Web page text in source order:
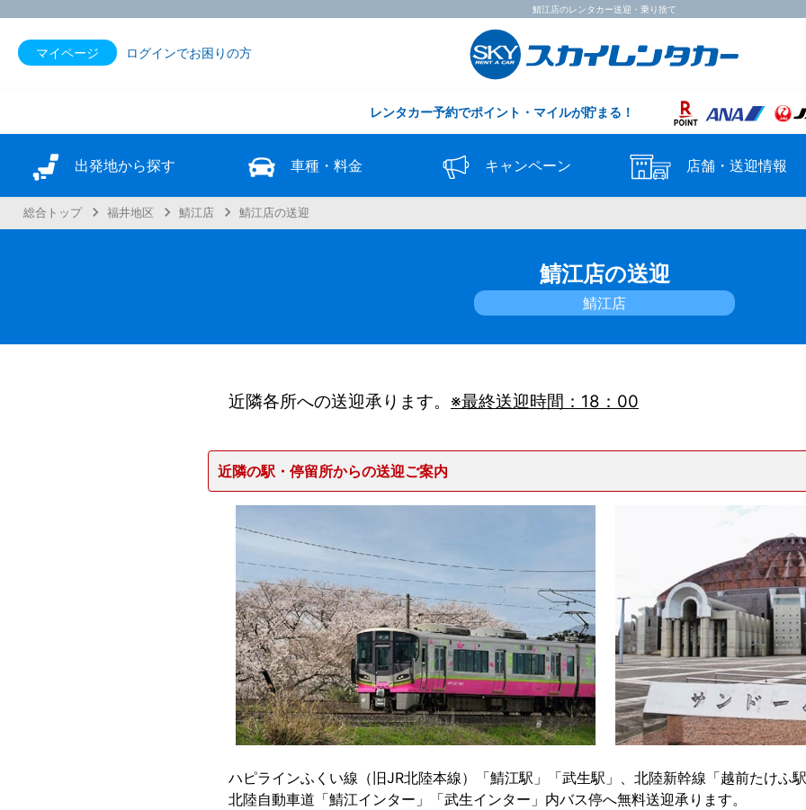
鯖江店のレンタカー送迎・乗り捨て
マイページ ログインでお困りの方
レンタカー予約でポイント・マイルが貯まる！
出発地から探す 車種・料金 キャンペーン 店舗・送迎情報
総合トップ 福井地区 鯖江店 鯖江店の送迎
鯖江店の送迎
鯖江店
近隣各所への送迎承ります。 ※最終送迎時間：18：00
近隣の駅・停留所からの送迎ご案内
ハピラインふくい線（旧JR北陸本線）「鯖江駅」「武生駅」、北陸新幹線「越前たけふ
北陸自動車道「鯖江インター」「武生インター」内バス停へ無料送迎承ります。